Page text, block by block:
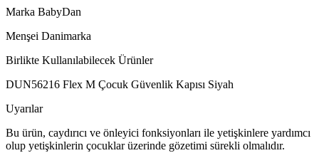
Marka BabyDan
Menşei Danimarka
Birlikte Kullanılabilecek Ürünler
DUN56216 Flex M Çocuk Güvenlik Kapısı Siyah
Uyarılar
Bu ürün, caydırıcı ve önleyici fonksiyonları ile yetişkinlere yardımcı
olup yetişkinlerin çocuklar üzerinde gözetimi sürekli olmalıdır.